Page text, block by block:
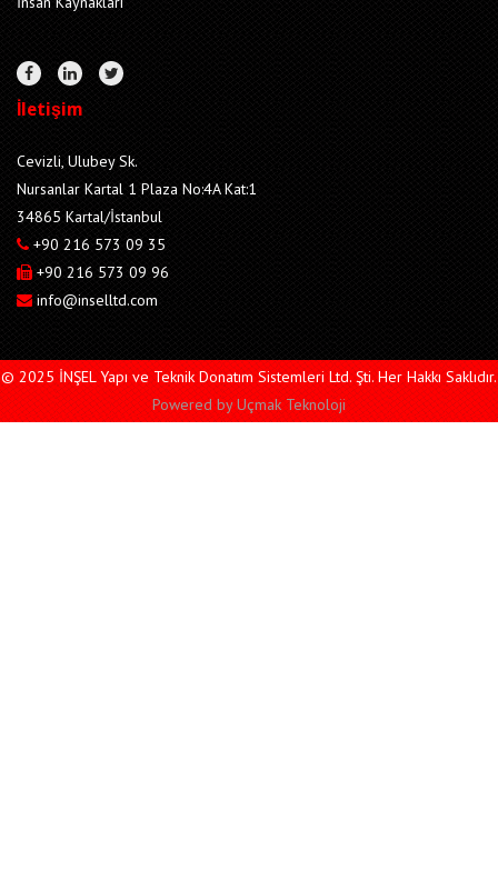
İletişim
Cevizli, Ulubey Sk.
Nursanlar Kartal 1 Plaza No:4A Kat:1
34865 Kartal/İstanbul
+90 216 573 09 35
+90 216 573 09 96
info@inselltd.com
© 2025 İNŞEL Yapı ve Teknik Donatım Sistemleri Ltd. Şti. Her Hakkı Saklıdır.
Powered by Uçmak Teknoloji